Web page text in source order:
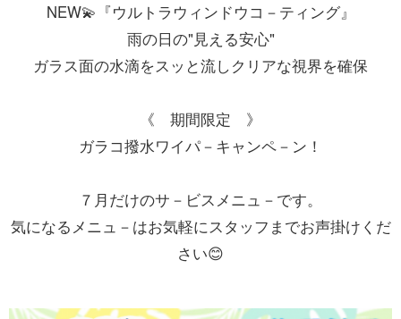
NEW💫『ウルトラウィンドウコ－ティング』
雨の日の"見える安心"
ガラス面の水滴をスッと流しクリアな視界を確保
《 期間限定 》
ガラコ撥水ワイパ－キャンペ－ン！
７月だけのサ－ビスメニュ－です。
気になるメニュ－はお気軽にスタッフまでお声掛けくだ
さい😊